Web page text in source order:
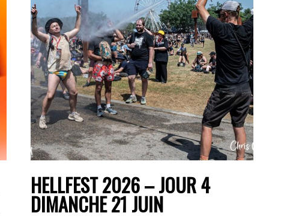
HELLFEST 2026 – JOUR 4
DIMANCHE 21 JUIN